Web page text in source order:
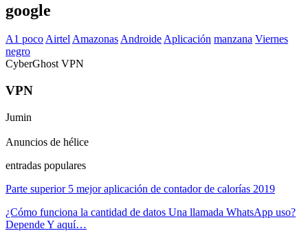
google
A1 pocoAirtelAmazonasAndroideAplicación manzana Viernes
negro
CyberGhost VPN
VPN
Jumin
Anuncios de hélice
entradas populares
Parte superior 5 mejor aplicación de contador de calorías 2019
¿Cómo funciona la cantidad de datos Una llamada WhatsApp uso?
Depende Y aquí…